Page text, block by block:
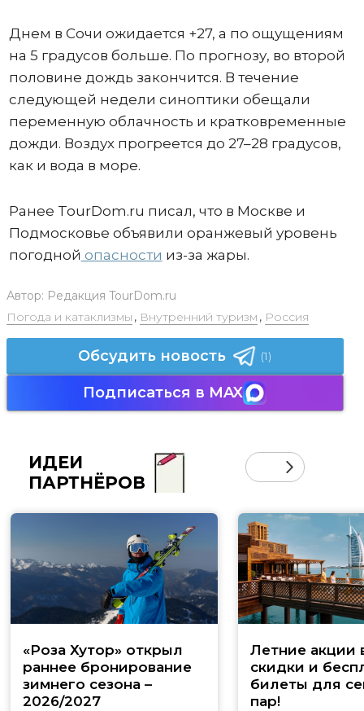
Днем в Сочи ожидается +27, а по ощущениям
на 5 градусов больше. По прогнозу, во второй
половине дождь закончится. В течение
следующей недели синоптики обещали
переменную облачность и кратковременные
дожди. Воздух прогреется до 27–28 градусов,
как и вода в море.
Ранее TourDom.ru писал, что в Москве и
Подмосковье объявили оранжевый уровень
погодной опасности из-за жары.
Автор: Редакция TourDom.ru
Погода и катаклизмы , Внутренний туризм , Россия
Обсудить новость (1)
Подписаться в MAX
ИДЕИ
ПАРТНЁРОВ
«Роза Хутор» открыл
раннее бронирование
зимнего сезона –
2026/2027
Летние акции
скидки и
билеты для
пар!